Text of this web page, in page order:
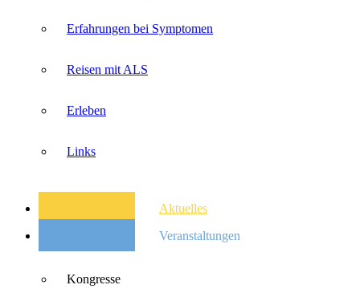
Erfahrungen bei Symptomen
Reisen mit ALS
Erleben
Links
Aktuelles
Veranstaltungen
Kongresse